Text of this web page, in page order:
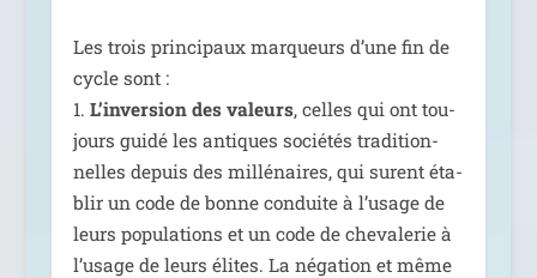
Les trois prin­ci­paux mar­queurs d’une fin de
cycle sont :
1. L’inversion des valeurs, celles qui ont tou­
jours gui­dé les antiques socié­tés tra­di­tion­
nelles depuis des mil­lé­naires, qui sur­ent éta­
blir un code de bonne conduite à l’usage de
leurs popu­la­tions et un code de che­va­le­rie à
l’usage de leurs élites. La néga­tion et même